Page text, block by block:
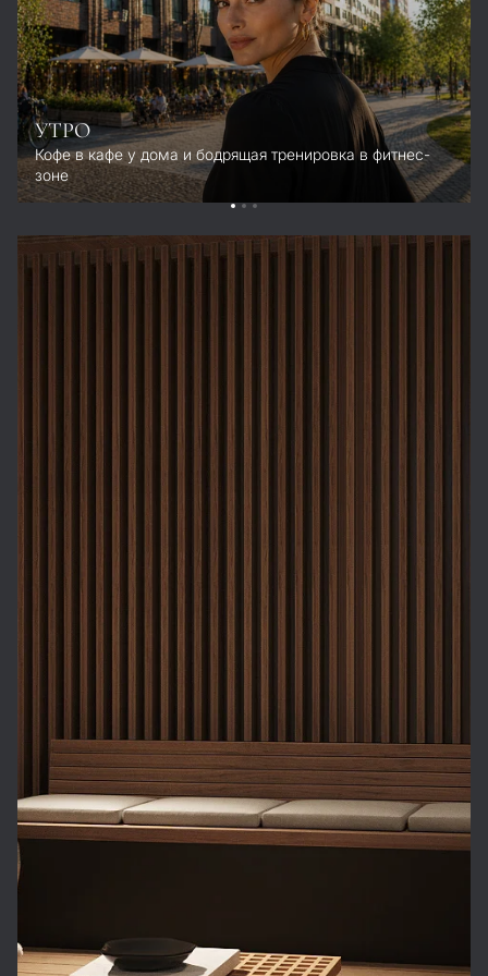
УТРО
Кофе в кафе у дома и бодрящая тренировка в фитнес-
зоне